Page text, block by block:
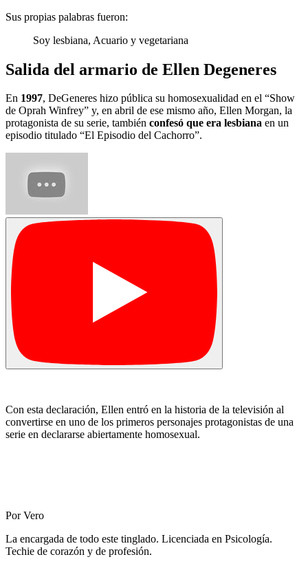
Sus propias palabras fueron:
Soy lesbiana, Acuario y vegetariana
Salida del armario de Ellen Degeneres
En 1997, DeGeneres hizo pública su homosexualidad en el “Show
de Oprah Winfrey” y, en abril de ese mismo año, Ellen Morgan, la
protagonista de su serie, también confesó que era lesbiana en un
episodio titulado “El Episodio del Cachorro”.
Con esta declaración, Ellen entró en la historia de la televisión al
convertirse en uno de los primeros personajes protagonistas de una
serie en declararse abiertamente homosexual.
Por Vero
La encargada de todo este tinglado. Licenciada en Psicología.
Techie de corazón y de profesión.